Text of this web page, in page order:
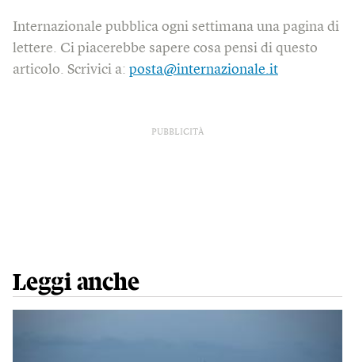
Internazionale pubblica ogni settimana una pagina di
lettere. Ci piacerebbe sapere cosa pensi di questo
articolo. Scrivici a: posta@internazionale.it
PUBBLICITÀ
Leggi anche